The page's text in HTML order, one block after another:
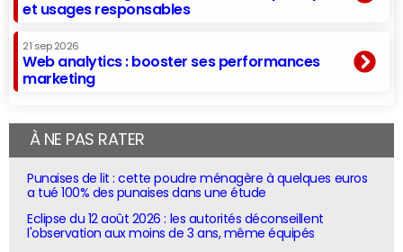
et usages responsables
21 sep 2026
Web analytics : booster ses performances
marketing
À NE PAS RATER
Punaises de lit : cette poudre ménagère à quelques euros
a tué 100% des punaises dans une étude
Eclipse du 12 août 2026 : les autorités déconseillent
l'observation aux moins de 3 ans, même équipés